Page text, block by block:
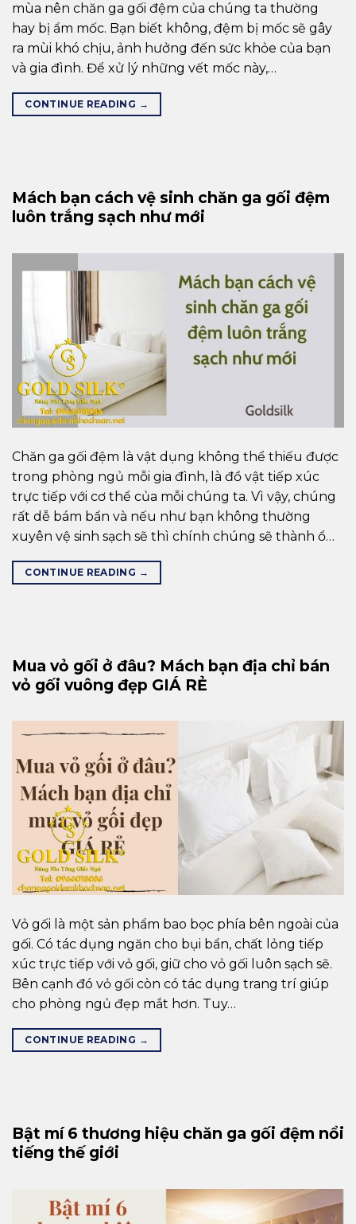
mùa nên chăn ga gối đệm của chúng ta thường
hay bị ẩm mốc. Bạn biết không, đệm bị mốc sẽ gây
ra mùi khó chịu, ảnh hưởng đến sức khỏe của bạn
và gia đình. Để xử lý những vết mốc này,…
CONTINUE READING →
Mách bạn cách vệ sinh chăn ga gối đệm
luôn trắng sạch như mới
Chăn ga gối đệm là vật dụng không thể thiếu được
trong phòng ngủ mỗi gia đình, là đồ vật tiếp xúc
trực tiếp với cơ thể của mỗi chúng ta. Vì vậy, chúng
rất dễ bám bẩn và nếu như bạn không thường
xuyên vệ sinh sạch sẽ thì chính chúng sẽ thành ổ…
CONTINUE READING →
Mua vỏ gối ở đâu? Mách bạn địa chỉ bán
vỏ gối vuông đẹp GIÁ RẺ
Vỏ gối là một sản phẩm bao bọc phía bên ngoài của
gối. Có tác dụng ngăn cho bụi bẩn, chất lỏng tiếp
xúc trực tiếp với vỏ gối, giữ cho vỏ gối luôn sạch sẽ.
Bên cạnh đó vỏ gối còn có tác dụng trang trí giúp
cho phòng ngủ đẹp mắt hơn. Tuy…
CONTINUE READING →
Bật mí 6 thương hiệu chăn ga gối đệm nổi
tiếng thế giới